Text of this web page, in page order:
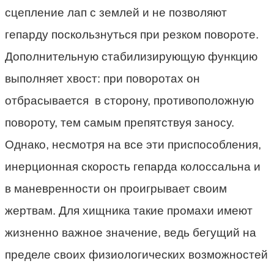
сцепление лап с землей и не позволяют
гепарду поскользнуться при резком повороте.
Дополнительную стабилизирующую функцию
выполняет хвост: при поворотах он
отбрасывается в сторону, противоположную
повороту, тем самым препятствуя заносу.
Однако, несмотря на все эти приспособления,
инерционная скорость гепарда колоссальна и
в маневренности он проигрывает своим
жертвам. Для хищника такие промахи имеют
жизненно важное значение, ведь бегущий на
пределе своих физиологических возможностей